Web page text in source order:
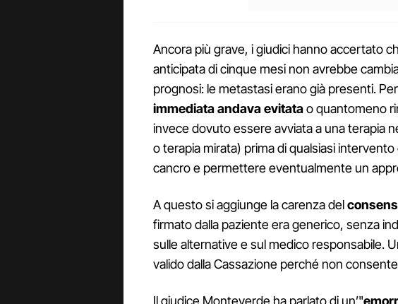
Ancora più grave, i giudici hanno accertato
anticipata di cinque mesi non avrebbe
prognosi: le metastasi erano già presenti.
immediata andava evitatao quantomeno
invece dovuto essere avviata a una terapia
o terapia mirata) prima di qualsiasi
cancro e permettere eventualmente un
A questo si aggiunge la carenza del
firmato dalla paziente era generico, senza
sulle alternative e sul medico responsabile.
valido dalla Cassazione perché non
Il giudice Monteverde ha parlato di un’"